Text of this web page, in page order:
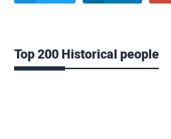
Top 200 Historical people